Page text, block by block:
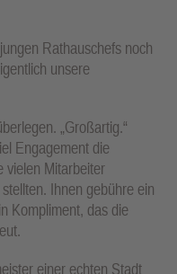
Rathauschefs noch
unsere
„Großartig.“
Engagement die
vielen Mitarbeiter
Ihnen gebühre ein
Kompliment, das die
einer echten Stadt